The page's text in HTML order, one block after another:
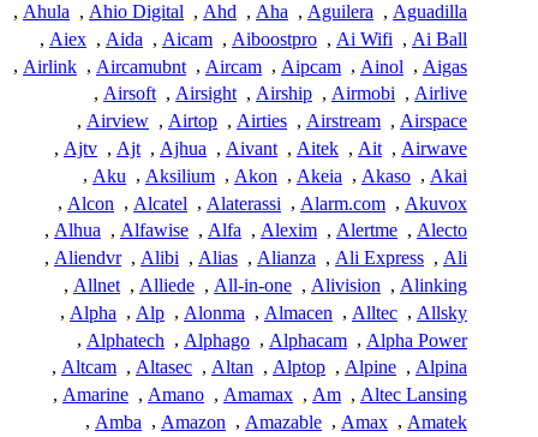
Aguadilla
,
Aguilera
,
Aha
,
Ahd
,
Ahio Digital
,
Ahula
,
Ai Ball
,
Ai Wifi
,
Aiboostpro
,
Aicam
,
Aida
,
Aiex
,
Aigas
,
Ainol
,
Aipcam
,
Aircam
,
Aircamubnt
,
Airlink
,
Airlive
,
Airmobi
,
Airship
,
Airsight
,
Airsoft
,
Airspace
,
Airstream
,
Airties
,
Airtop
,
Airview
,
Airwave
,
Ait
,
Aitek
,
Aivant
,
Ajhua
,
Ajt
,
Ajtv
,
Akai
,
Akaso
,
Akeia
,
Akon
,
Aksilium
,
Aku
,
Akuvox
,
Alarm.com
,
Alaterassi
,
Alcatel
,
Alcon
,
Alecto
,
Alertme
,
Alexim
,
Alfa
,
Alfawise
,
Alhua
,
Ali
,
Ali Express
,
Alianza
,
Alias
,
Alibi
,
Aliendvr
,
Alinking
,
Alivision
,
All-in-one
,
Alliede
,
Allnet
,
Allsky
,
Alltec
,
Almacen
,
Alonma
,
Alp
,
Alpha
,
Alpha Power
,
Alphacam
,
Alphago
,
Alphatech
,
Alpina
,
Alpine
,
Alptop
,
Altan
,
Altasec
,
Altcam
,
Altec Lansing
,
Am
,
Amamax
,
Amano
,
Amarine
,
Amatek
,
Amax
,
Amazable
,
Amazon
,
Amba
,